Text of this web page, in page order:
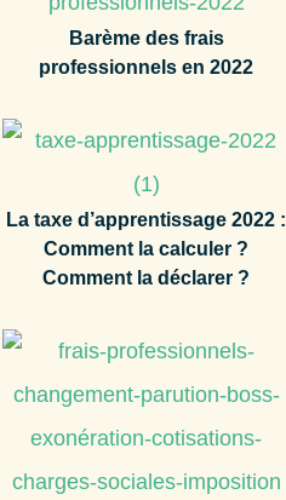
Barème des frais
professionnels en 2022
La taxe d’apprentissage 2022 :
Comment la calculer ?
Comment la déclarer ?